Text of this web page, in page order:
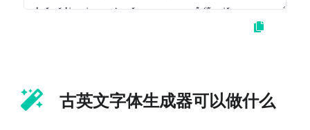
古英文字体生成器可以做什么